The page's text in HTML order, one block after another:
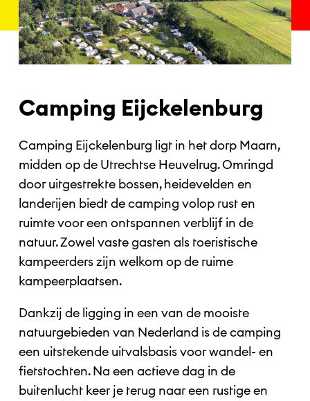
Camping Eijckelenburg
Camping Eijckelenburg ligt in het dorp Maarn,
midden op de Utrechtse Heuvelrug. Omringd
door uitgestrekte bossen, heidevelden en
landerijen biedt de camping volop rust en
ruimte voor een ontspannen verblijf in de
natuur. Zowel vaste gasten als toeristische
kampeerders zijn welkom op de ruime
kampeerplaatsen.
Dankzij de ligging in een van de mooiste
natuurgebieden van Nederland is de camping
een uitstekende uitvalsbasis voor wandel- en
fietstochten. Na een actieve dag in de
buitenlucht keer je terug naar een rustige en